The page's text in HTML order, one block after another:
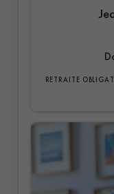
RETRAITE